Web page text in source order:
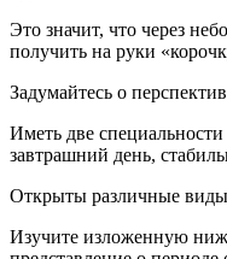
Это значит, что через
получить на руки
Задумайтесь о
Иметь две
завтрашний день,
Открыты различные
Изучите изложенную